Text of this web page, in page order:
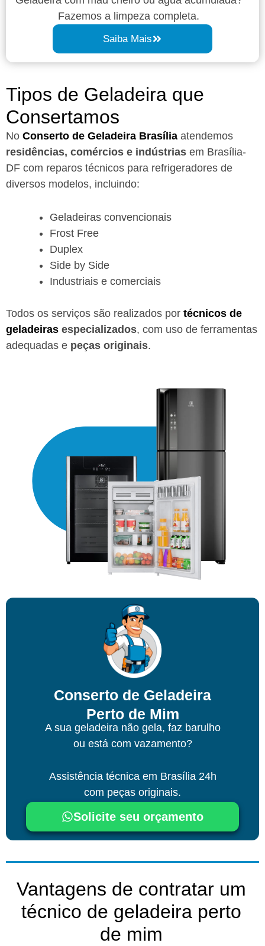
Fazemos a limpeza completa.
Saiba Mais
Tipos de Geladeira que
Consertamos
No Conserto de Geladeira Brasília atendemos
residências, comércios e indústrias em Brasília-
DF com reparos técnicos para refrigeradores de
diversos modelos, incluindo:
Geladeiras convencionais
Frost Free
Duplex
Side by Side
Industriais e comerciais
Todos os serviços são realizados por técnicos de
geladeiras especializados, com uso de ferramentas
adequadas e peças originais.
Conserto de Geladeira
Perto de Mim
A sua geladeira não gela, faz barulho
ou está com vazamento?
Assistência técnica em Brasília24h
com peças originais.
Solicite seu orçamento
Vantagens de contratar um
técnico de geladeira perto
de mim